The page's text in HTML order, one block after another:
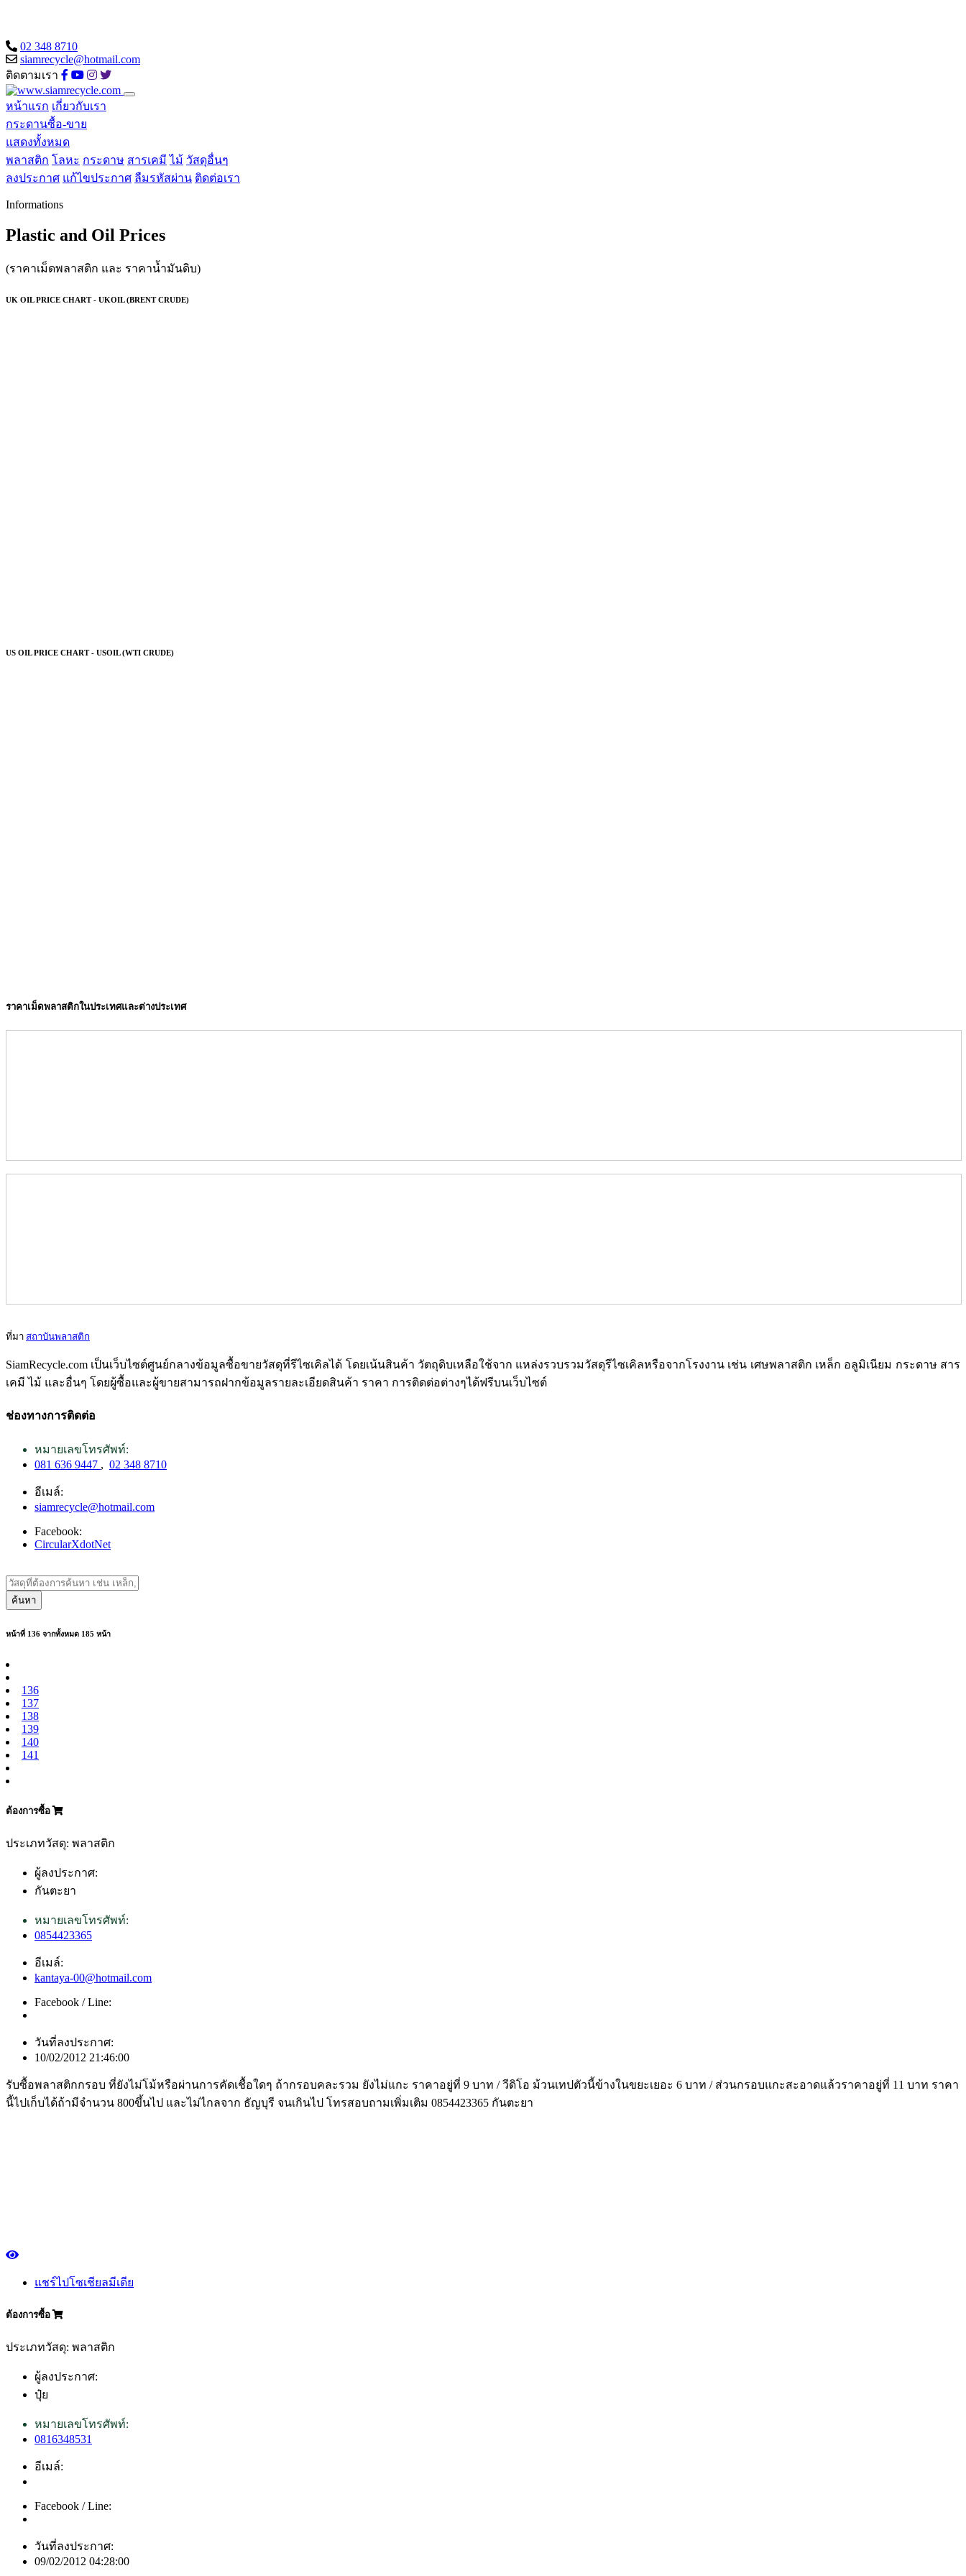
02 348 8710
siamrecycle@hotmail.com
ติดตามเรา
หน้าแรก เกี่ยวกับเรา
กระดานซื้อ-ขาย
แสดงทั้งหมด
พลาสติก โลหะ กระดาษ สารเคมี ไม้ วัสดุอื่นๆ
ลงประกาศ แก้ไขประกาศ ลืมรหัสผ่าน ติดต่อเรา
Informations
Plastic and Oil Prices
(ราคาเม็ดพลาสติก และ ราคาน้ำมันดิบ)
UK OIL PRICE CHART - UKOIL (BRENT CRUDE)
US OIL PRICE CHART - USOIL (WTI CRUDE)
ราคาเม็ดพลาสติกในประเทศและต่างประเทศ
ที่มา สถาบันพลาสติก
SiamRecycle.com เป็นเว็บไซต์ศูนย์กลางข้อมูลซื้อขายวัสดุที่รีไซเคิลได้ โดยเน้นสินค้า วัตถุดิบเหลือใช้จาก แหล่งรวบรวมวัสดุรีไซเคิลหรือจากโรงงาน เช่น เศษพลาสติก เหล็ก อลูมิเนียม กระดาษ สาร
เคมี ไม้ และอื่นๆ โดยผู้ซื้อและผู้ขายสามารถฝากข้อมูลรายละเอียดสินค้า ราคา การติดต่อต่างๆได้ฟรีบนเว็บไซต์
ช่องทางการติดต่อ
หมายเลขโทรศัพท์:
081 636 9447 , 02 348 8710
อีเมล์:
siamrecycle@hotmail.com
Facebook:
CircularXdotNet
ค้นหา
หน้าที่ 136 จากทั้งหมด 185 หน้า
136
137
138
139
140
141
ต้องการซื้อ
ประเภทวัสดุ: พลาสติก
ผู้ลงประกาศ:
กันตะยา
หมายเลขโทรศัพท์:
0854423365
อีเมล์:
kantaya-00@hotmail.com
Facebook / Line:
วันที่ลงประกาศ:
10/02/2012 21:46:00
รับซื้อพลาสติกกรอบ ที่ยังไม่โม้หรือผ่านการคัดเชื้อใดๆ ถ้ากรอบคละรวม ยังไม่แกะ ราคาอยู่ที่ 9 บาท / วีดิโอ ม้วนเทปตัวนี้ข้างในขยะเยอะ 6 บาท / ส่วนกรอบแกะสะอาดแล้วราคาอยู่ที่ 11 บาท ราคา
นี้ไปเก็บได้ถ้ามีจำนวน 800ขึ้นไป และไม่ไกลจาก ธัญบุรี จนเกินไป โทรสอบถามเพิ่มเติม 0854423365 กันตะยา
แชร์ไปโซเชียลมีเดีย
ต้องการซื้อ
ประเภทวัสดุ: พลาสติก
ผู้ลงประกาศ:
ปุ๋ย
หมายเลขโทรศัพท์:
0816348531
อีเมล์:
Facebook / Line:
วันที่ลงประกาศ:
09/02/2012 04:28:00